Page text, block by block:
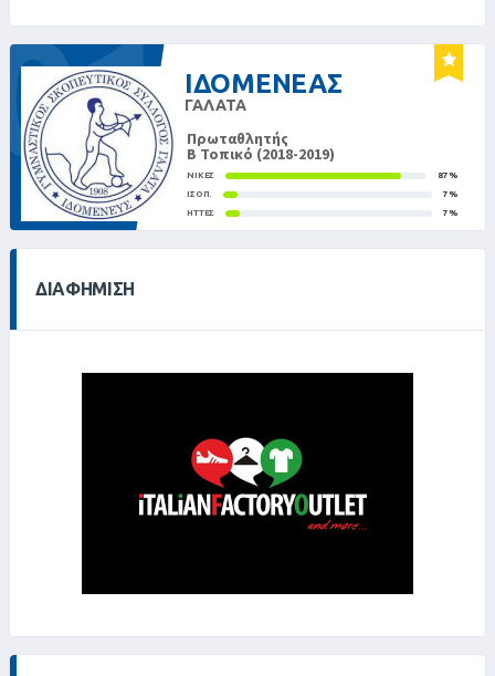
ΙΔΟΜΕΝΕΑΣ
ΓΑΛΑΤΑ
Πρωταθλητής
Β Τοπικό (2018-2019)
ΝΊΚΕΣ
87%
ΙΣΟΠ.
7%
ΉΤΤΕΣ
7%
ΔΙΑΦΉΜΙΣΗ